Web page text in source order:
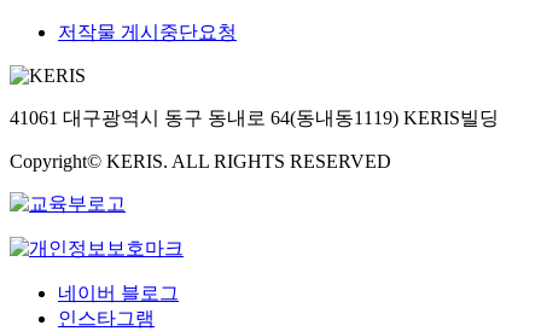
저작물 게시중단요청
41061 대구광역시 동구 동내로 64(동내동1119) KERIS빌딩
Copyright© KERIS. ALL RIGHTS RESERVED
네이버 블로그
인스타그램